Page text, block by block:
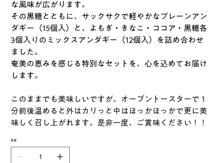
な風味が広がります。
その黒糖とともに、サックサクで軽やかなプレーンアン
ダギー（15個入）と、よもぎ・きなこ・ココア・黒糖各
3個入りのミックスアンダギー（12個入）を詰め合わせ
ました。
奄美の恵みを感じる特別なセットを、心を込めてお届け
します。
このままでも美味しいですが、オーブントースターで１
分前後温めると外はカリっと中はほっかほっかで更に美
味しく召し上がれます。是非一度、ご賞味ください！！
数量